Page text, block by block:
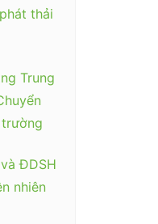
thải
Trung
ĐDSH
nhiên